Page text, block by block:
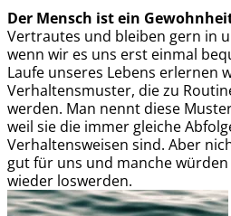
Der Mensch ist ein
Vertrautes und bleiben gern in
wenn wir es uns erst einmal
Laufe unseres Lebens erlernen
Verhaltensmuster, die zu
werden. Man nennt diese
weil sie die immer gleiche
Verhaltensweisen sind. Aber
gut für uns und manche
wieder loswerden.